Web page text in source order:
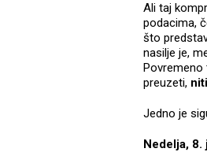
Ali taj
podacima,
što
nasilje je,
Povremeno
preuzeti,
Jedno je
Nedelja, 8.